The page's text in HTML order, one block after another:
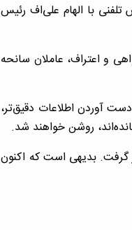
با الهام علی‌اف رئیس
و اعتراف، عاملان سانحه
آوردن اطلاعات دقیق‌تر،
روشن خواهند شد.
گرفت. بدیهی است که اکنون